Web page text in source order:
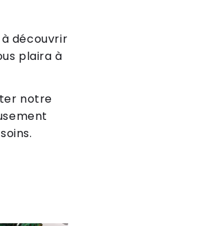
découvrir
plaira à
notre